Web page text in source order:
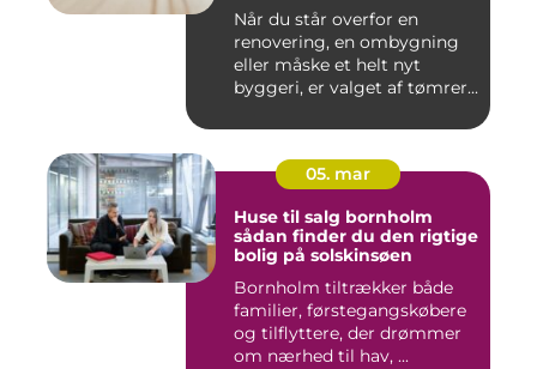
Når du står overfor en
renovering, en ombygning
eller måske et helt nyt
byggeri, er valget af tømrer...
05. mar
Huse til salg bornholm
sådan finder du den rigtige
bolig på solskinsøen
Bornholm tiltrækker både
familier, førstegangskøbere
og tilflyttere, der drømmer
om nærhed til hav, ...